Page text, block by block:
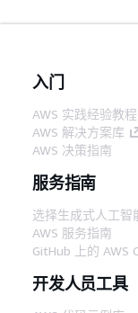
入门
AWS 实践经验教程
AWS 解决方案库
AWS 决策指南
服务指南
选择生成式人工智
AWS 服务指南
GitHub 上的 AWS
开发人员工具